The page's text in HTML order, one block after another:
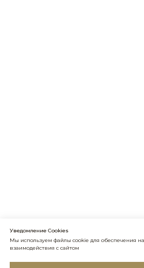
Уведомление Cookies
Мы используем файлы cookie для обеспечения
взаимодействия с сайтом